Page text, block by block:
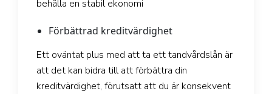
behålla en stabil ekonomi
Förbättrad kreditvärdighet
Ett oväntat plus med att ta ett tandvårdslån är
att det kan bidra till att förbättra din
kreditvärdighet, förutsatt att du är konsekvent